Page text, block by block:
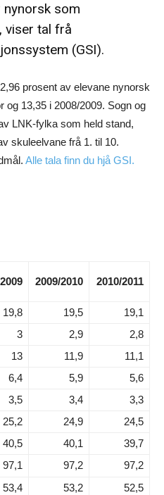
nynorsk som
viser tal frå
(GSI).
prosent av elevane nynorsk
og 13,35 i 2008/2009. Sogn og
LNK-fylka som held stand,
skuleelvane frå 1. til 10.
Alle tala finn du hjå GSI.
2009/2010 2010/2011
19,8 19,5
19,1
3 2,9
2,8
13 11,9
11,1
6,4 5,9
5,6
3,5 3,4
3,3
25,2 24,9
24,5
40,5 40,1
39,7
97,1 97,2
97,2
53,4 53,2 52,5